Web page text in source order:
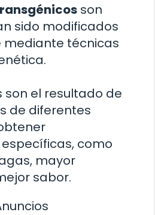
son
sido modificados
técnicas
son el resultado de
de diferentes
como
mayor
sabor.